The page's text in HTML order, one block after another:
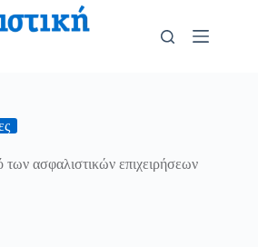
των ασφαλιστικών επιχειρήσεων